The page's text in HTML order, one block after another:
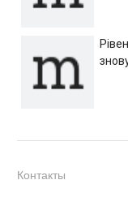
Контакты